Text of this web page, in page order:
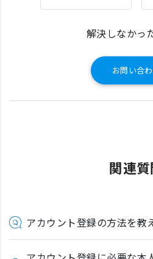
解決しなかっ
お問い合
関連質
アカウント登録の方法を教